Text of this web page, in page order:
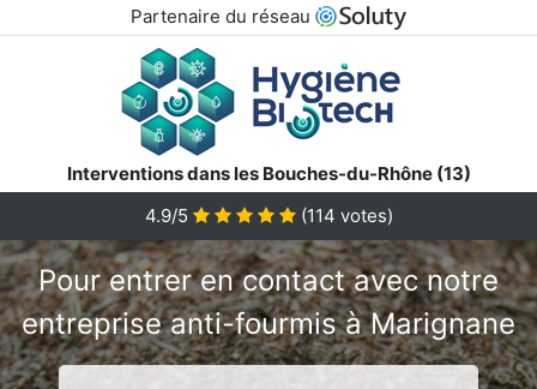
Partenaire du réseau
Interventions dans les Bouches-du-Rhône (13)
4.9/5
(114 votes)
Pour entrer en contact avec notre
entreprise anti-fourmis à Marignane